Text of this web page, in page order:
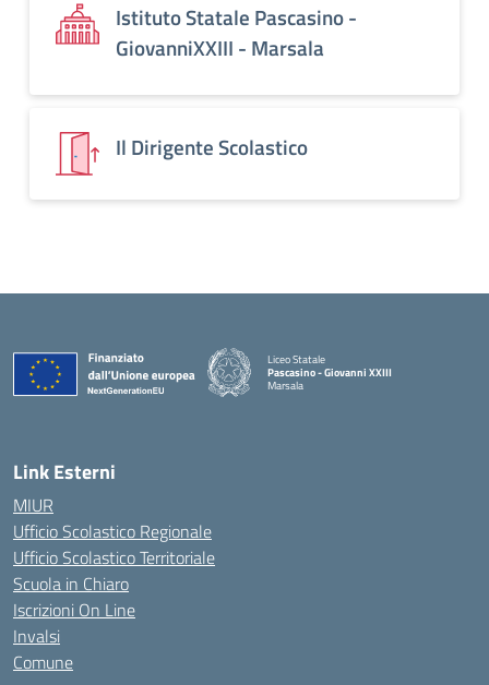
Istituto Statale Pascasino -
GiovanniXXIII - Marsala
Il Dirigente Scolastico
Liceo Statale
Pascasino - Giovanni XXIII
Marsala
Link Esterni
MIUR
Ufficio Scolastico Regionale
Ufficio Scolastico Territoriale
Scuola in Chiaro
Iscrizioni On Line
Invalsi
Comune